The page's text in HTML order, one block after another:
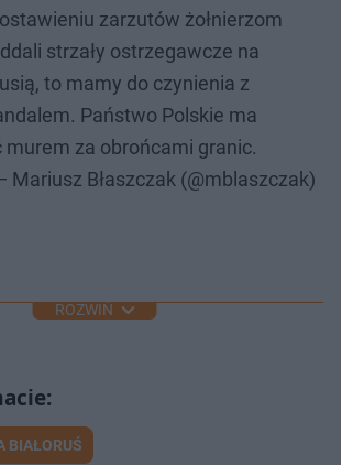
zarzutów żołnierzom
strzały ostrzegawcze na
to mamy do czynienia z
Państwo Polskie ma
za obrońcami granic.
Mariusz Błaszczak (@mblaszczak)
ROZWIŃ
BIAŁORUŚ